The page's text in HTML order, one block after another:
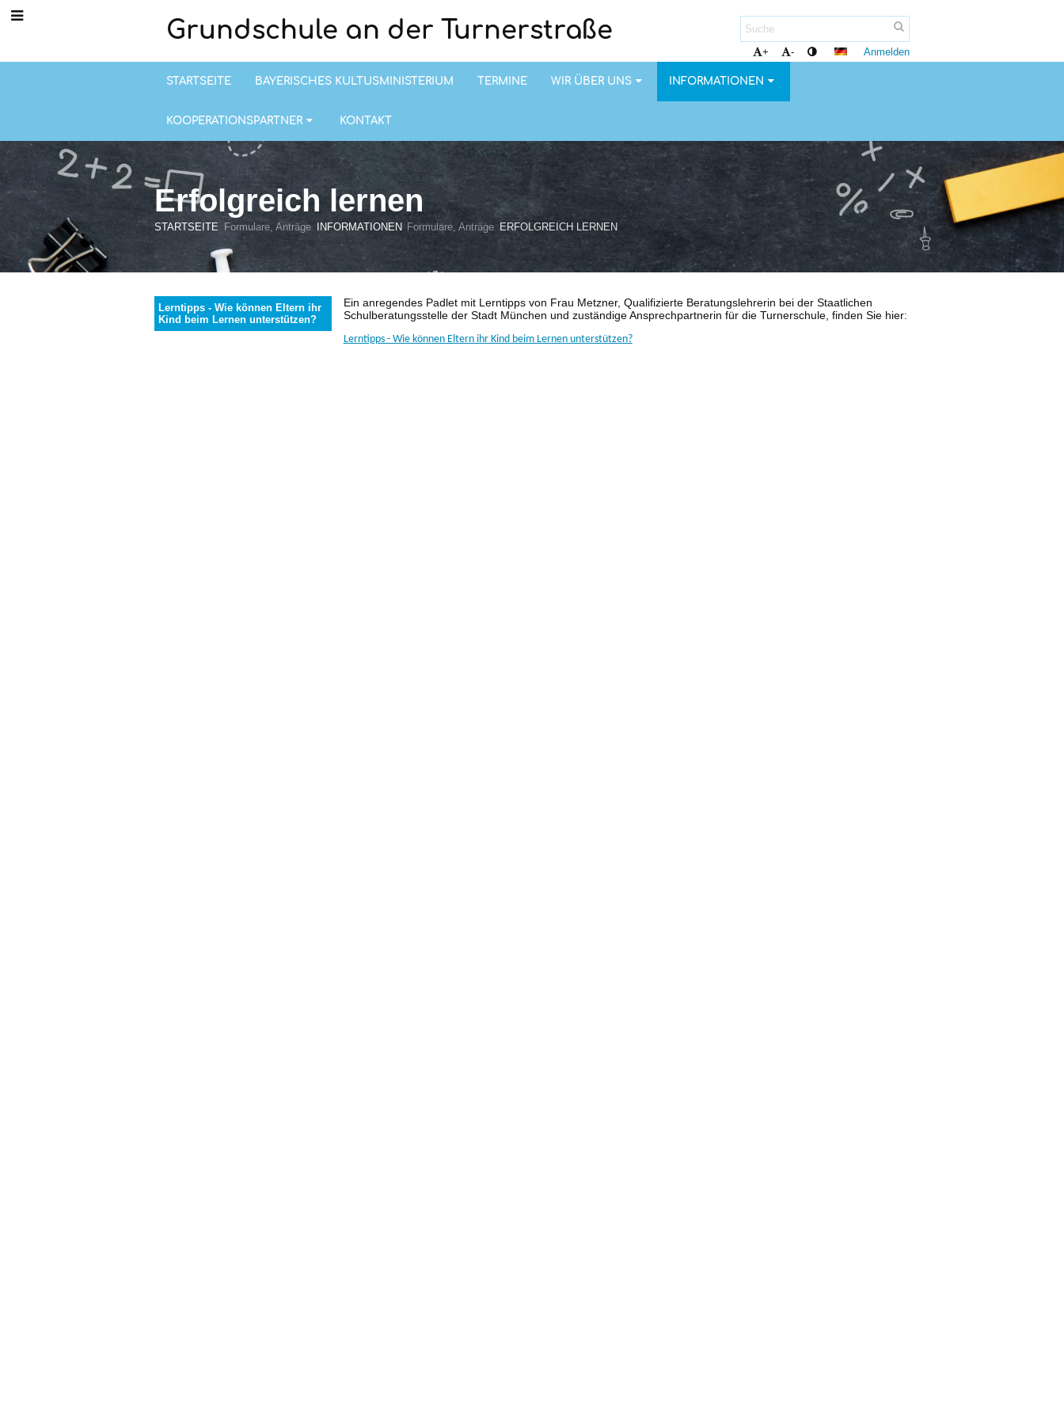
Grundschule an der Turnerstraße
+ - Anmelden
STARTSEITE BAYERISCHES KULTUSMINISTERIUM TERMINE WIR ÜBER UNS INFORMATIONEN
KOOPERATIONSPARTNER KONTAKT
Erfolgreich lernen
STARTSEITE Formulare, Anträge INFORMATIONEN Formulare, Anträge ERFOLGREICH LERNEN
Erfolgreich
lernen
Lerntipps - Wie können Eltern ihr
Kind beim Lernen unterstützen?
Ein anregendes Padlet mit Lerntipps von Frau Metzner, Qualifizierte Beratungslehrerin bei der Staatlichen
Schulberatungsstelle der Stadt München und zuständige Ansprechpartnerin für die Turnerschule, finden Sie hier:
Lerntipps - Wie können Eltern ihr Kind beim Lernen unterstützen?